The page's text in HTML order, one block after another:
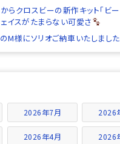
らクロスビーの新作キット「ビ
イスがたまらない可愛さ
M様にソリオご納車いたしました
2026年7月 2026
2026年4月 2026